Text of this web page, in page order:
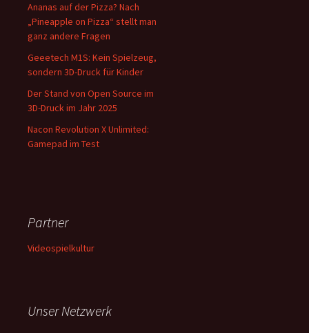
Ananas auf der Pizza? Nach
„Pineapple on Pizza“ stellt man
ganz andere Fragen
Geeetech M1S: Kein Spielzeug,
sondern 3D-Druck für Kinder
Der Stand von Open Source im
3D-Druck im Jahr 2025
Nacon Revolution X Unlimited:
Gamepad im Test
Partner
Videospielkultur
Unser Netzwerk